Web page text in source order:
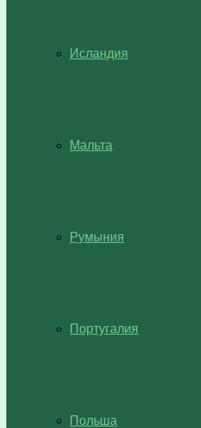
Исландия
Мальта
Румыния
Португалия
Польша